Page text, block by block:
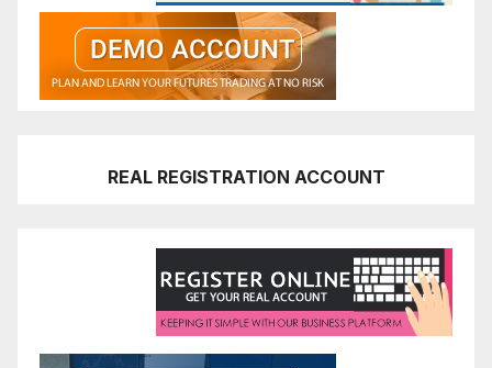
REAL REGISTRATION ACCOUNT